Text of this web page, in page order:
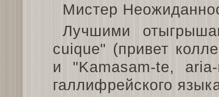
Мистер
Лучшими
cuique" (привет
и "Kamasam-te,
галлифрейского